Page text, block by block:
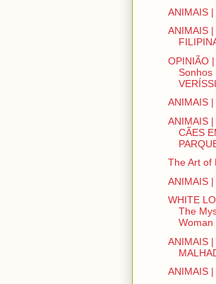
ANIMAIS
ANIMAIS |
OPINIÃO
Sonhos
ANIMAIS
ANIMAIS |
CÃES
The Art of
ANIMAIS
WHITE
The
Woman
ANIMAIS |
ANIMAIS